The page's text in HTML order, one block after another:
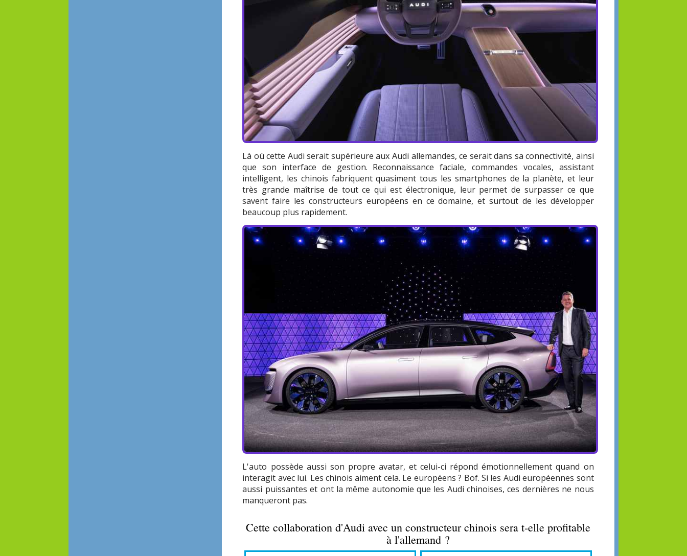
Là où cette Audi serait supérieure aux Audi allemandes, ce serait dans sa connectivité, ainsi
que son interface de gestion. Reconnaissance faciale, commandes vocales, assistant
intelligent, les chinois fabriquent quasiment tous les smartphones de la planète, et leur
très grande maîtrise de tout ce qui est électronique, leur permet de surpasser ce que
savent faire les constructeurs européens en ce domaine, et surtout de les développer
beaucoup plus rapidement.
L'auto possède aussi son propre avatar, et celui-ci répond émotionnellement quand on
interagit avec lui. Les chinois aiment cela. Le européens ? Bof. Si les Audi européennes sont
aussi puissantes et ont la même autonomie que les Audi chinoises, ces dernières ne nous
manqueront pas.
Cette collaboration d'Audi avec un constructeur chinois sera t-elle profitable
à l'allemand ?